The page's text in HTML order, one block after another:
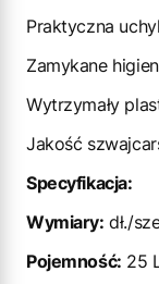
Praktyczna
Zamykane
Wytrzymały
Jakość
Specyfikacja:
Wymiary: dł./
Pojemność: 25